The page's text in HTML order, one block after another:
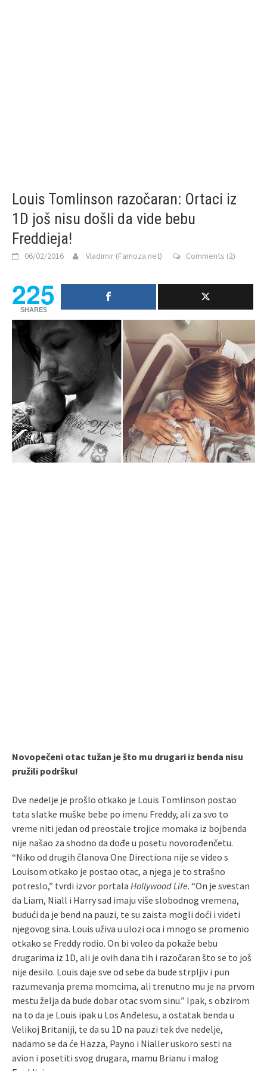
Louis Tomlinson razočaran: Ortaci iz
1D još nisu došli da vide bebu
Freddieja!
06/02/2016 Vladimir (Famoza.net) Comments (2)
225
SHARES
Novopečeni otac tužan je što mu drugari iz benda nisu
pružili podršku!
Dve nedelje je prošlo otkako je Louis Tomlinson postao
tata slatke muške bebe po imenu Freddy, ali za svo to
vreme niti jedan od preostale trojice momaka iz bojbenda
nije našao za shodno da dođe u posetu novorođenčetu.
“Niko od drugih članova One Directiona nije se video s
Louisom otkako je postao otac, a njega je to strašno
potreslo,” tvrdi izvor portala Hollywood Life. “On je svestan
da Liam, Niall i Harry sad imaju više slobodnog vremena,
budući da je bend na pauzi, te su zaista mogli doći i videti
njegovog sina. Louis uživa u ulozi oca i mnogo se promenio
otkako se Freddy rodio. On bi voleo da pokaže bebu
drugarima iz 1D, ali je ovih dana tih i razočaran što se to još
nije desilo. Louis daje sve od sebe da bude strpljiv i pun
razumevanja prema momcima, ali trenutno mu je na prvom
mestu želja da bude dobar otac svom sinu.” Ipak, s obzirom
na to da je Louis ipak u Los Anđelesu, a ostatak benda u
Velikoj Britaniji, te da su 1D na pauzi tek dve nedelje,
nadamo se da će Hazza, Payno i Nialler uskoro sesti na
avion i posetiti svog drugara, mamu Brianu i malog